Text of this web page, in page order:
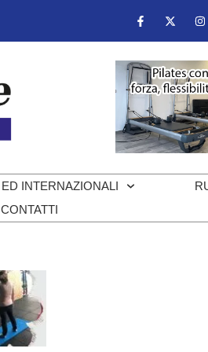
INTERNAZIONALI
CONTATTI